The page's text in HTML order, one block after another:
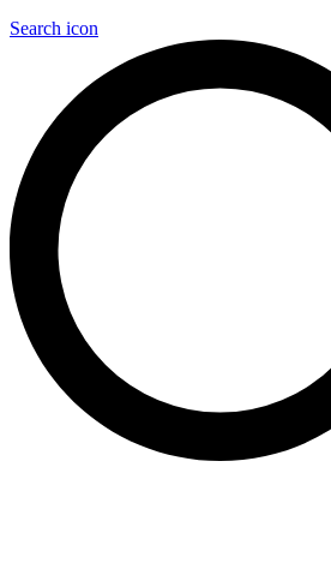
Search icon